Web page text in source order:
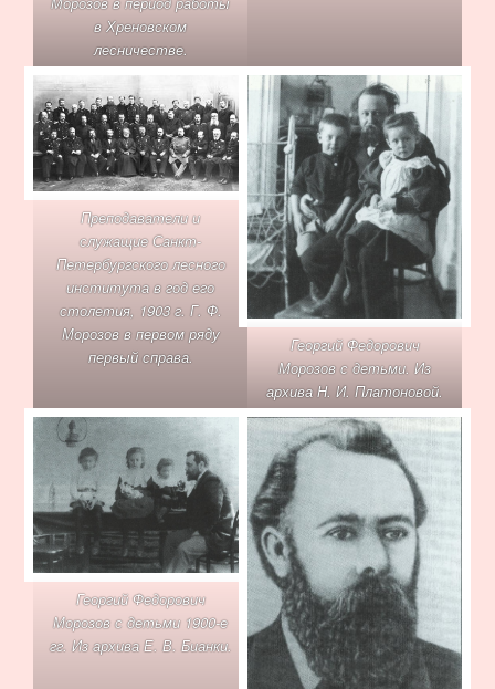
в Хреновском
лесничестве.
Преподаватели и
служащие Санкт-
Петербургского лесного
института в год его
столетия, 1903 г. Г. Ф.
Морозов в первом ряду
первый справа.
Георгий Федорович
Морозов с детьми. Из
архива Н. И. Платоновой.
Георгий Федорович
Морозов с детьми 1900-е
гг. Из архива Е. В. Бианки.